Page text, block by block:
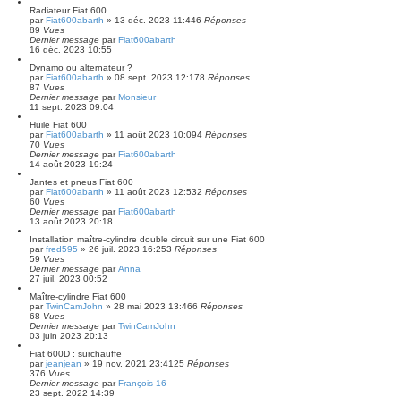
Radiateur Fiat 600
parFiat600abarth » 13 déc. 2023 11:446 Réponses
89 Vues
Dernier message parFiat600abarth
16 déc. 2023 10:55
Dynamo ou alternateur ?
parFiat600abarth » 08 sept. 2023 12:178 Réponses
87 Vues
Dernier message parMonsieur
11 sept. 2023 09:04
Huile Fiat 600
parFiat600abarth » 11 août 2023 10:094 Réponses
70 Vues
Dernier message parFiat600abarth
14 août 2023 19:24
Jantes et pneus Fiat 600
parFiat600abarth » 11 août 2023 12:532 Réponses
60 Vues
Dernier message parFiat600abarth
13 août 2023 20:18
Installation maître-cylindre double circuit sur une Fiat 600
parfred595 » 26 juil. 2023 16:253 Réponses
59 Vues
Dernier message parAnna
27 juil. 2023 00:52
Maître-cylindre Fiat 600
parTwinCamJohn » 28 mai 2023 13:466 Réponses
68 Vues
Dernier message parTwinCamJohn
03 juin 2023 20:13
Fiat 600D : surchauffe
parjeanjean » 19 nov. 2021 23:4125 Réponses
376 Vues
Dernier message parFrançois 16
23 sept. 2022 14:39